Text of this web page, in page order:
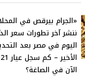
«الجرام بيرقص في
ننشر آخر تطورات سعر
اليوم في مصر بعد
الآن في الصاغة؟